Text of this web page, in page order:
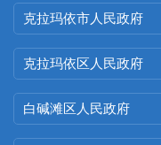
克拉玛依市人民政府
克拉玛依区人民政府
白碱滩区人民政府